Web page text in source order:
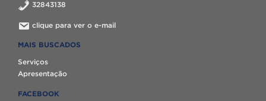
32843138
clique para ver o e-mail
MAIS BUSCADOS
Serviços
Apresentação
FACEBOOK